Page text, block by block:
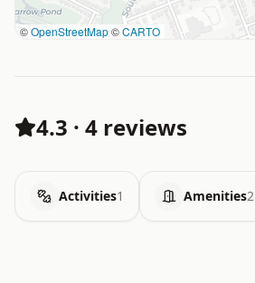
©OpenStreetMap©CARTO
4.3 · 4 reviews
Activities1 Amenities2